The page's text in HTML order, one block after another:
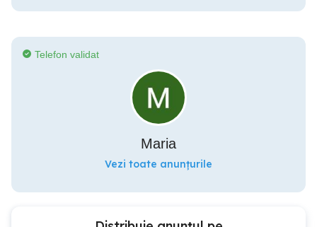
Telefon validat
Maria
Vezi toate anunțurile